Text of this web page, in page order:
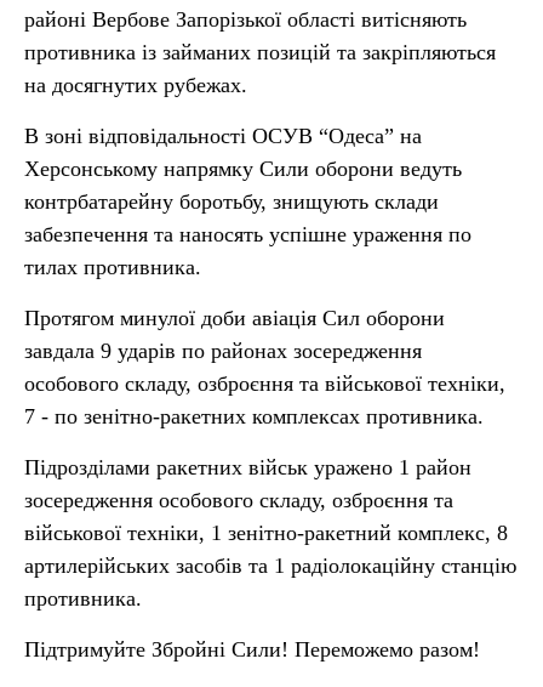
районі Вербове Запорізької області витісняють
противника із займаних позицій та закріпляються
на досягнутих рубежах.
В зоні відповідальності ОСУВ “Одеса” на
Херсонському напрямку Сили оборони ведуть
контрбатарейну боротьбу, знищують склади
забезпечення та наносять успішне ураження по
тилах противника.
Протягом минулої доби авіація Сил оборони
завдала 9 ударів по районах зосередження
особового складу, озброєння та військової техніки,
7 - по зенітно-ракетних комплексах противника.
Підрозділами ракетних військ уражено 1 район
зосередження особового складу, озброєння та
військової техніки, 1 зенітно-ракетний комплекс, 8
артилерійських засобів та 1 радіолокаційну станцію
противника.
Підтримуйте Збройні Сили! Переможемо разом!